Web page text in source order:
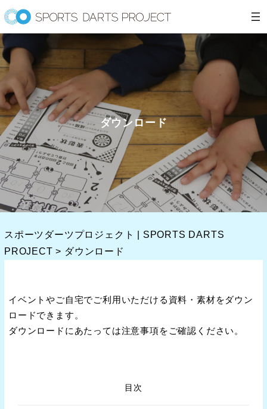
内
容
を
ス
キ
ッ
プ
ダウンロード
スポーツダーツプロジェクト | SPORTS DARTS
PROJECT > ダウンロード
イベントやご自宅でご利用いただける資料・素材をダウン
ロードできます。
ダウンロードにあたっては注意事項をご確認ください。
目次